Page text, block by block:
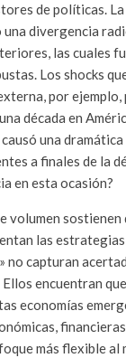
de políticas.
divergencia
las cuales
Los shocks
por
década en
una
a finales de la
en esta ocasión?
volumen sostienen
las
no capturan
encuentran
economías
más flexible al